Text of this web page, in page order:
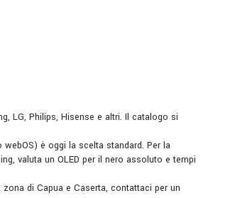
LG, Philips, Hisense e altri. Il catalogo si
è oggi la scelta standard. Per la
valuta un OLED per il nero assoluto e tempi
di Capua e Caserta, contattaci per un